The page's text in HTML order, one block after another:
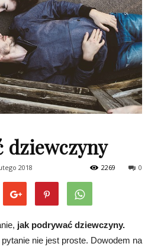
dziewczyny
2018 0
2269
jak podrywać dziewczyny.
nie jest proste. Dowodem na